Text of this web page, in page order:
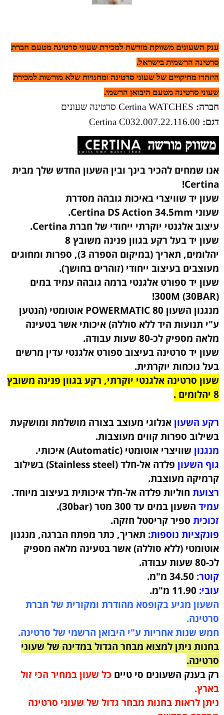
ענק השעונים משווקת מורשת למכירת שעוני סרטינה מטעם חברת
סרטינה הרשמית בישראל.
היזהרו מחיקויים של שעוני סרטינה ומחנויות שלא מורשות למכירת
שעוני סרטינה מטעם היבואן הרשמי.
חברה:
דגם: C032.007.22.116.00
אנו שמחים להכיר בינך ובין השעון החדש שלך מבית
Certina!
שעון יד שוויצרי באיכות גובהה מסדרת
שעוני Certina DS Action 34.5mm.
עיצוב אלגנטי יוקרתי ייחודי של חברת Certina.
שעון יד בעל רקע בגוון פנינה משובץ 8
יהלומים, תאריך (במיקום הספרה 3), ספרות ומחוגים
מעוצבים בעיצוב ייחודי (זוהרים בחושך).
שעון יד ספורט אלגנטי ברמה גובהה עמיד במים
300M (30BAR)!
מנגנון השעון POWERMATIC 80
אוטומטי (הנטען
ע"י תנועות היד ללא סוללה) איכותי אשר בטעינה
מלאה מספיק לכ-80 שעות עבודה
.
שעון יד סרטינה בעיצוב ספורט אלגנטי עדין מרשים
בעל נוכחות יוקרתית.
שעון סרטינה אלגנטי יוקרתי, רקע בגוון פנינה משובץ
8 יהלומים .
רקע השעוןאנלוגי מעוצב בצורה מושלמת ומושקעת
בשילוב ספרות קווים מעוצבות.
מנגנון שוויצרי אוטומטי (Automatic) איכותי.
גוף השעון
פלדה אל-חלד (Stainless steel) בשילוב
קרמיקה מעוצבת.
רצועת חוליות פלדה אל-חלדאיכותית בעיצוב מיוחד.
עמיד השעון במים עד 300 מטר (30bar)
.
זכוכית ספיר קריסטל חזקה.
פונקציות נוספות: תאריך, כתר מפתח הברגה, מנגנון
אוטומטי (ללא סוללה) אשר בטעינה מלאה מספיק
לכ-80 שעות עבודה
.
קוטר: 34.50 מ"מ.
עובי: 11.90 מ"מ.
השעון מגיע בקופסא מהודרת ומקורית של חברת
סרטינה.
חמש שנות אחריות ע"י היבואן הרשמי של סרטינה.
בחנות ניתן למצוא מבחר הגדול במדינה של שעוני
סרטינה.
רק בענק השעונים סי טיים כל שעון במחיר הכי זול
בארץ.
ניתן לראות בחנות מבחר גדול של שעוני סרטינה